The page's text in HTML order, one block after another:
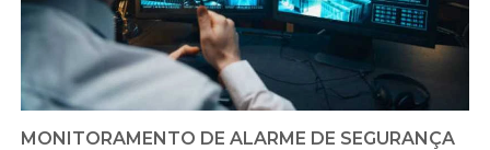
MONITORAMENTO DE ALARME DE SEGURANÇA